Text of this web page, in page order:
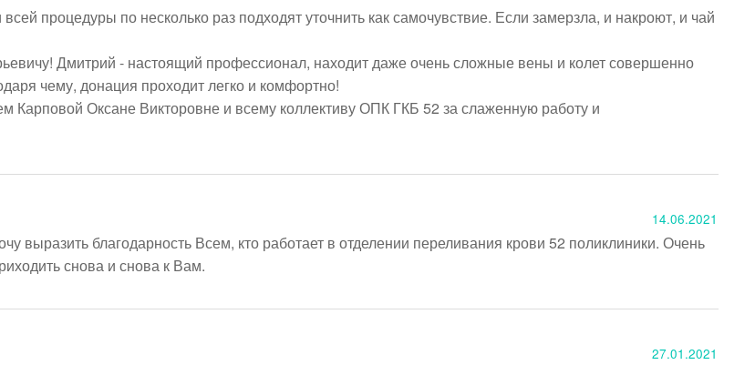
процедуры по несколько раз подходят уточнить как самочувствие. Если замерзла, и накроют, и чай
Дмитрий - настоящий профессионал, находит даже очень сложные вены и колет совершенно
чему, донация проходит легко и комфортно!
Карповой Оксане Викторовне и всему коллективу ОПК ГКБ 52 за слаженную работу и
14.06.2021
благодарность Всем, кто работает в отделении переливания крови 52 поликлиники. Очень
снова и снова к Вам.
27.01.2021